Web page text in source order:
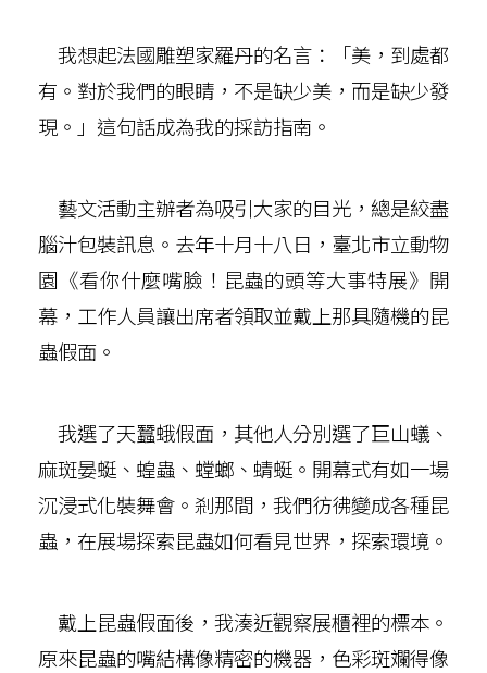
我想起法國雕塑家羅丹的名言：「美，到處都
有。對於我們的眼睛，不是缺少美，而是缺少發
現。」這句話成為我的採訪指南。
藝文活動主辦者為吸引大家的目光，總是絞盡
腦汁包裝訊息。去年十月十八日，臺北市立動物
園《看你什麼嘴臉！昆蟲的頭等大事特展》開
幕，工作人員讓出席者領取並戴上那具隨機的昆
蟲假面。
我選了天蠶蛾假面，其他人分別選了巨山蟻、
麻斑晏蜓、蝗蟲、螳螂、蜻蜓。開幕式有如一場
沉浸式化裝舞會。剎那間，我們彷彿變成各種昆
蟲，在展場探索昆蟲如何看見世界，探索環境。
戴上昆蟲假面後，我湊近觀察展櫃裡的標本。
原來昆蟲的嘴結構像精密的機器，色彩斑斕得像